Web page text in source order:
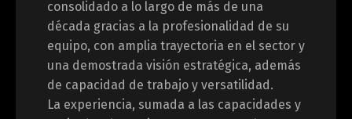
consolidado a lo largo de más de una
década gracias a la profesionalidad de su
equipo, con amplia trayectoria en el sector y
una demostrada visión estratégica, además
de capacidad de trabajo y versatilidad.
La experiencia, sumada a las capacidades y